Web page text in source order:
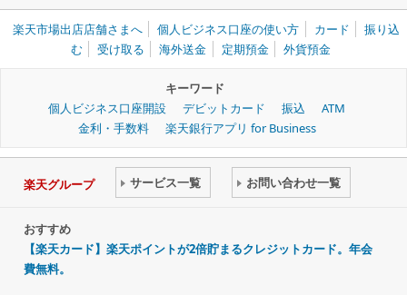
楽天市場出店店舗さまへ 個人ビジネス口座の使い方 カード
振り込
む
受け取る 海外送金 定期預金 外貨預金
キーワード
個人ビジネス口座開設
デビットカード 振込
ATM
金利・手数料
楽天銀行アプリ for Business
楽天グループ サービス一覧 お問い合わせ一覧
おすすめ
【楽天カード】楽天ポイントが2倍貯まるクレジットカード。年会
費無料。